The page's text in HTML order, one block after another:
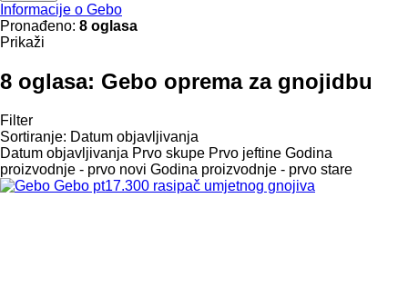
Informacije o Gebo
Pronađeno: 8 oglasa
Prikaži
8 oglasa: Gebo oprema za gnojidbu
Filter
Sortiranje: Datum objavljivanja
Datum objavljivanja Prvo skupe Prvo jeftine Godina
proizvodnje - prvo novi Godina proizvodnje - prvo stare